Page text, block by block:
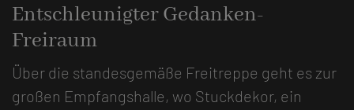
Entschleunigter Gedanken-
Freiraum
Über die standesgemäße Freitreppe geht es zur
großen Empfangshalle, wo Stuckdekor, ein